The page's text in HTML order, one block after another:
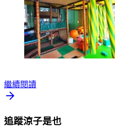
繼續閱讀
追蹤涼子是也